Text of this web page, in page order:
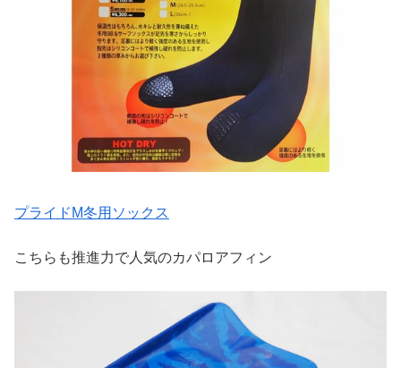
プライドM冬用ソックス
こちらも推進力で人気のカパロアフィン